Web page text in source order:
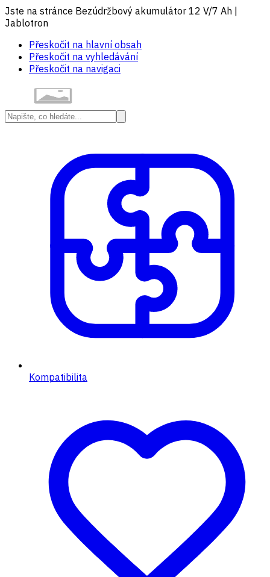
Jste na stránce Bezúdržbový akumulátor 12 V/7 Ah |
Jablotron
Přeskočit na hlavní obsah
Přeskočit na vyhledávání
Přeskočit na navigaci
Kompatibilita